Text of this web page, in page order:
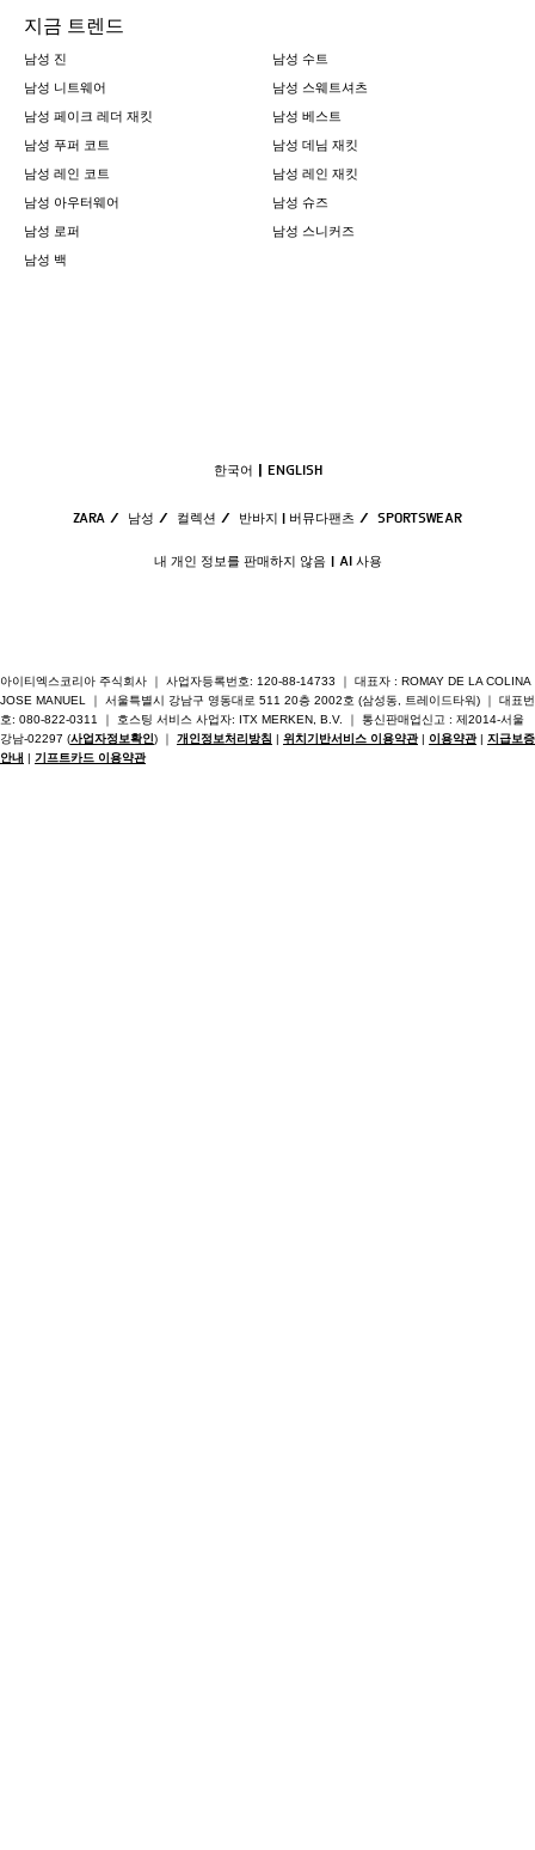
지금 트렌드
남성 진 남성 수트
남성 니트웨어 남성 스웨트셔츠
남성 페이크 레더 재킷 남성 베스트
남성 푸퍼 코트 남성 데님 재킷
남성 레인 코트 남성 레인 재킷
남성 아우터웨어 남성 슈즈
남성 로퍼 남성 스니커즈
남성 백
내 개인 정보를 판매하지 않음 AI 사용
ZARA / 남성 / 컬렉션 / 반바지 | 버뮤다팬츠 / SPORTSWEAR
한국어 ENGLISH
아이티엑스코리아 주식회사 ｜ 사업자등록번호: 120-88-14733 ｜ 대표자 : ROMAY DE LA COLINA
JOSE MANUEL ｜ 서울특별시 강남구 영동대로 511 20층 2002호 (삼성동, 트레이드타워) ｜ 대표번
호: 080-822-0311 ｜ 호스팅 서비스 사업자: ITX MERKEN, B.V. ｜ 통신판매업신고 : 제2014-서울
강남-02297 (사업자정보확인) ｜ 개인정보처리방침 | 위치기반서비스 이용약관 | 이용약관 | 지급보증
안내 | 기프트카드 이용약관